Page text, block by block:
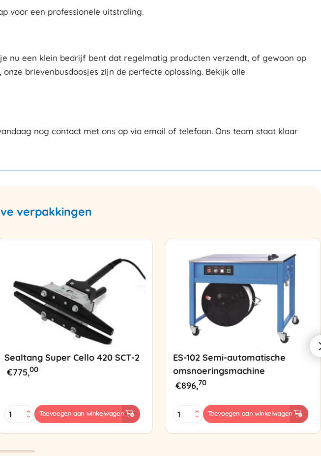
voor een professionele uitstraling.
nu een klein bedrijf bent dat regelmatig producten verzendt, of gewoon op
brievenbusdoosjes zijn de perfecte oplossing. Bekijk alle
nog contact met ons op via email of telefoon. Ons team staat klaar
verpakkingen
Sealtang Super Cello 420 SCT-2
€775,00
Sealtang
Super
Toevoegen aan winkelwagen
ES-102 Semi-automatische
omsnoeringsmachine
€896,70
ES-
102
Toevoegen aan winkelwagen